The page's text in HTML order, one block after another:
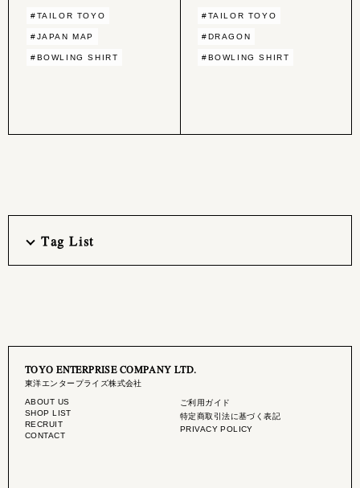
#TAILOR TOYO
#JAPAN MAP
#BOWLING SHIRT
#TAILOR TOYO
#DRAGON
#BOWLING SHIRT
Tag List
TOYO ENTERPRISE COMPANY LTD.
東洋エンタープライズ株式会社
ABOUT US
SHOP LIST
RECRUIT
CONTACT
ご利用ガイド
特定商取引法に基づく表記
PRIVACY POLICY